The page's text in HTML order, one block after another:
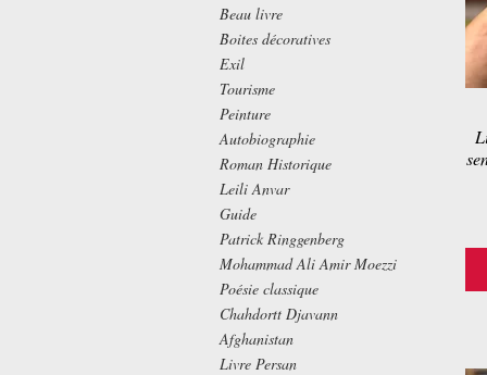
Beau livre
Boites décoratives
Exil
Tourisme
Peinture
Autobiographie
Roman Historique
Leili Anvar
Guide
Patrick Ringgenberg
Mohammad Ali Amir Moezzi
Poésie classique
Chahdortt Djavann
Afghanistan
Livre Persan